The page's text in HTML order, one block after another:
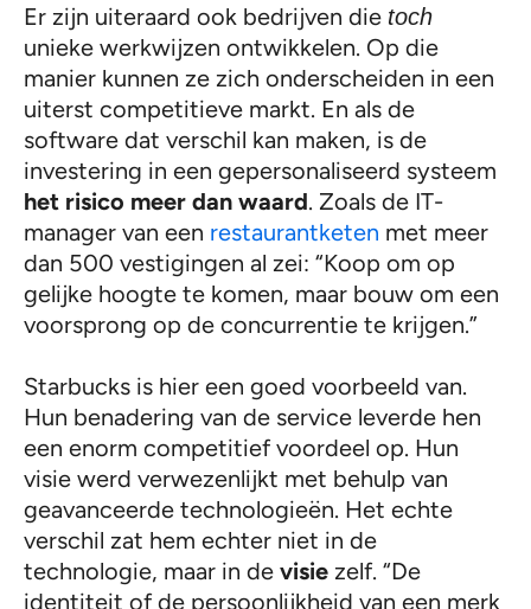
Er zijn uiteraard ook bedrijven die toch
unieke werkwijzen ontwikkelen. Op die
manier kunnen ze zich onderscheiden in een
uiterst competitieve markt. En als de
software dat verschil kan maken, is de
investering in een gepersonaliseerd systeem
het risico meer dan waard. Zoals de IT-
manager van een restaurantketen met meer
dan 500 vestigingen al zei: “Koop om op
gelijke hoogte te komen, maar bouw om een
voorsprong op de concurrentie te krijgen.”
Starbucks is hier een goed voorbeeld van.
Hun benadering van de service leverde hen
een enorm competitief voordeel op. Hun
visie werd verwezenlijkt met behulp van
geavanceerde technologieën. Het echte
verschil zat hem echter niet in de
technologie, maar in de visie zelf. “De
identiteit of de persoonlijkheid van een merk